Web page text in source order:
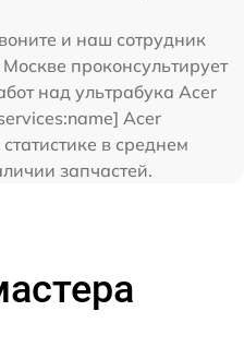
и наш сотрудник
проконсультирует
над ультрабука Acer
Acer
в среднем
запчастей.